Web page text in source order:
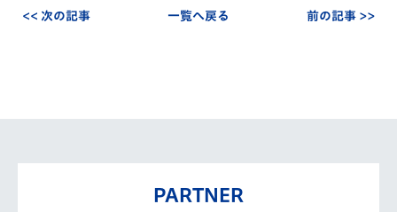
<< 次の記事 一覧へ戻る 前の記事 >>
PARTNER